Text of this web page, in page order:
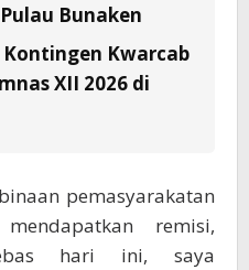
Bunaken
Kontingen Kwarcab
XII 2026 di
pemasyarakatan
remisi,
hari ini, saya